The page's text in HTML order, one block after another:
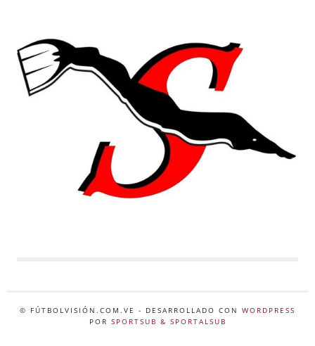
© FÚTBOLVISIÓN.COM.VE - DESARROLLADO CON WORDPRESS
POR SPORTSUB & SPORTALSUB